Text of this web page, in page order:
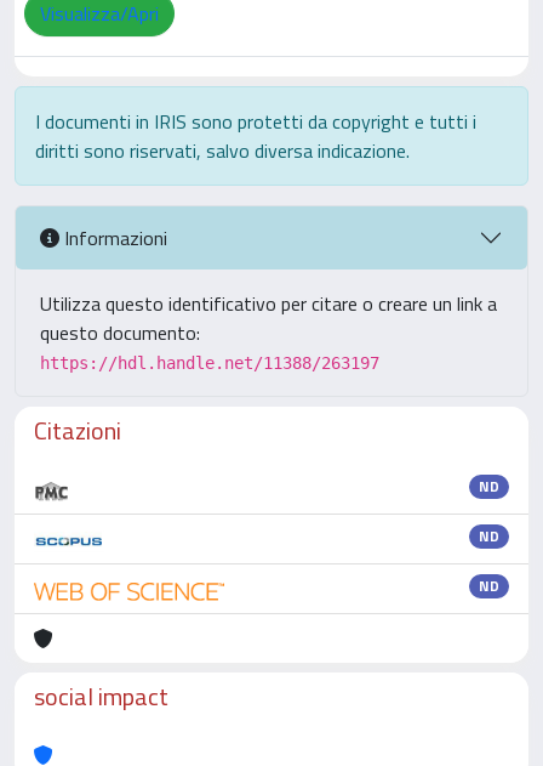
Visualizza/Apri
I documenti in IRIS sono protetti da copyright e tutti i
diritti sono riservati, salvo diversa indicazione.
Informazioni
Utilizza questo identificativo per citare o creare un link a
questo documento:
https://hdl.handle.net/11388/263197
Citazioni
ND
ND
ND
social impact